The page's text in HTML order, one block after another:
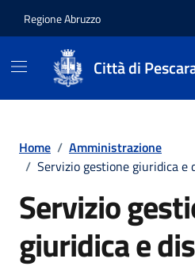
Regione Abruzzo
Città di
Home / Amministrazione
/ Servizio gestione giuridica e
Servizio
giuridica e